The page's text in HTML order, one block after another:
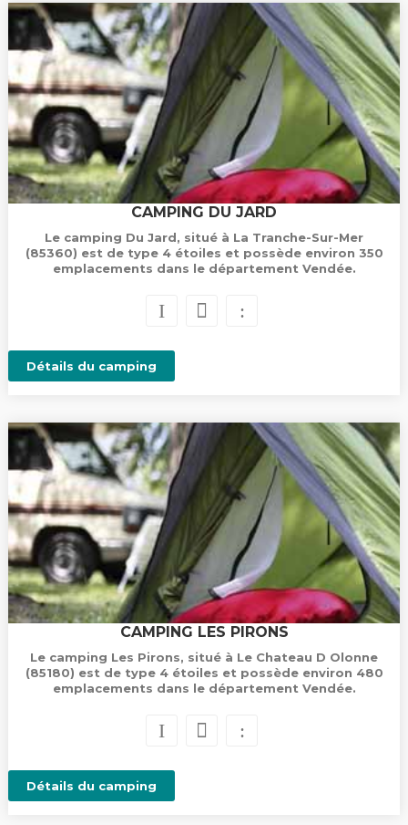
CAMPING DU JARD
Le camping Du Jard, situé à La Tranche-Sur-Mer
(85360) est de type 4 étoiles et possède environ 350
emplacements dans le département Vendée.
Détails du camping
CAMPING LES PIRONS
Le camping Les Pirons, situé à Le Chateau D Olonne
(85180) est de type 4 étoiles et possède environ 480
emplacements dans le département Vendée.
Détails du camping